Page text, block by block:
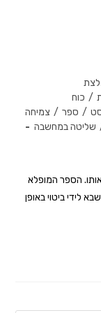
/ כוח
/ ספר / צמיחה
שליטה במחשבה
הספר המופלא
לידי ביטוי באופן